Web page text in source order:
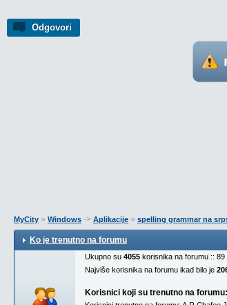
Odgovori
MyCity » Windows -> Aplikacije » spelling grammar na
Ko je trenutno na forumu
Ukupno su 4055 korisnika na forumu ::
Najviše korisnika na forumu ikad bilo je
Korisnici koji su trenutno na forumu: